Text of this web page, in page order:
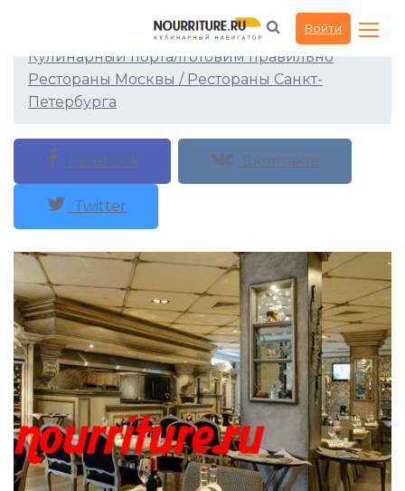
Войти
Ресторан El Gauchito
Кулинарный порталГотовим правильно
Рестораны Москвы / Рестораны Санкт-
Петербурга
Facebook Вконтакте
Twitter